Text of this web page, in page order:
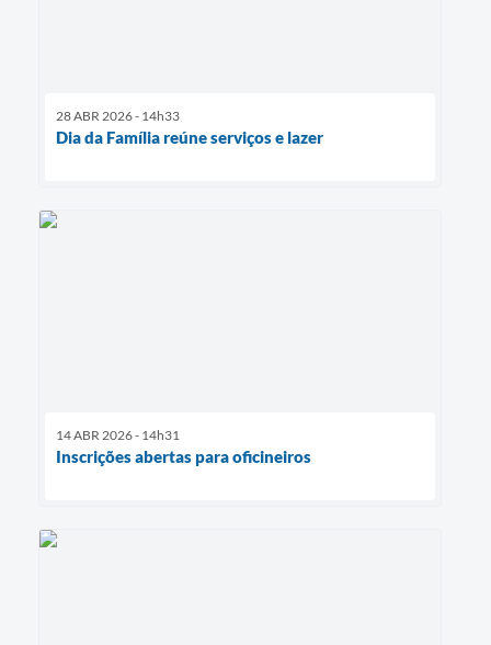
28 ABR 2026 - 14h33
Dia da Família reúne serviços e lazer
14 ABR 2026 - 14h31
Inscrições abertas para oficineiros